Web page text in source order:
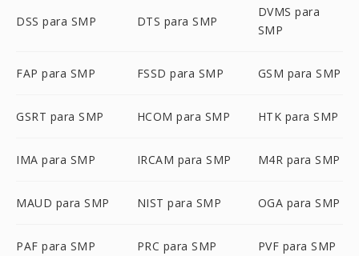
DSS para SMP DTS para SMP
DVMS para
SMP
FAP para SMP FSSD para SMP GSM para SMP
GSRT para SMP HCOM para SMP HTK para SMP
IMA para SMP IRCAM para SMP M4R para SMP
MAUD para SMP NIST para SMP OGA para SMP
PAF para SMP PRC para SMP PVF para SMP